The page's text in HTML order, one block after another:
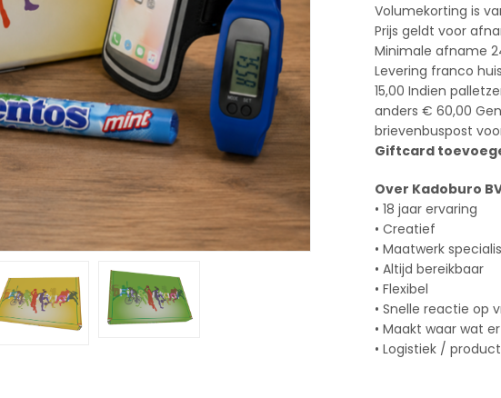
Volumekorting is
Prijs geldt voor
Minimale afname
Levering franco
15,00 Indien
anders € 60,00
brievenbuspost
Giftcard
Over Kadoburo
• 18 jaar ervaring
• Creatief
• Maatwerk
• Altijd bereikbaar
• Flexibel
• Snelle reactie op
• Maakt waar wat
• Logistiek /